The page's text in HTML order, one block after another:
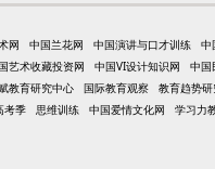
网 中国兰花网 中国演讲与口才训练 中
艺术收藏投资网 中国VI设计知识网 中国
教育研究中心 国际教育观察 教育趋势
考季 思维训练 中国爱情文化网 学习力